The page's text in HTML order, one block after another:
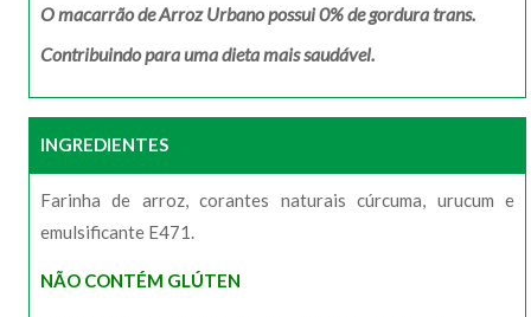
O macarrão de Arroz Urbano possui 0% de gordura trans.
Contribuindo para uma dieta mais saudável.
INGREDIENTES
Farinha de arroz, corantes naturais cúrcuma, urucum e
emulsificante E471.
NÃO CONTÉM GLÚTEN